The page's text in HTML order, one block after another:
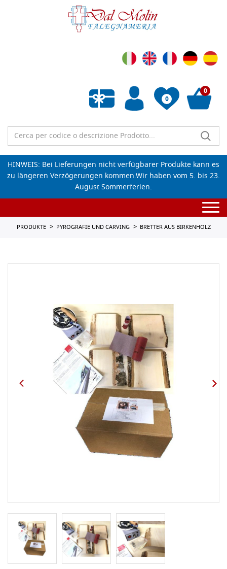
0
Wunschliste leeren
0
HINWEIS: Bei Lieferungen nicht verfügbarer Produkte kann es
zu längeren Verzögerungen kommen.Wir haben vom 5. bis 23.
August Sommerferien.
PRODUKTE PYROGRAFIE UND CARVING BRETTER AUS BIRKENHOLZ